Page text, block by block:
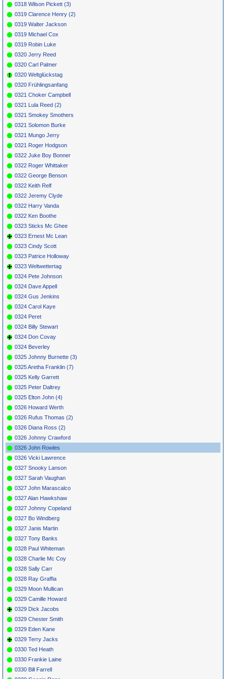
0318 Wilson Pickett (3)
0319 Clarence Henry (2)
0319 Walter Jackson
0319 Michael Cox
0319 Robin Luke
0320 Jerry Reed
0320 Carl Palmer
0320 Weltglückstag
0320 Frühlingsanfang
0321 Choker Campbell
0321 Lula Reed (2)
0321 Smokey Smothers
0321 Solomon Burke
0321 Mungo Jerry
0321 Roger Hodgson
0322 Juke Boy Bonner
0322 Roger Whittaker
0322 George Benson
0322 Keith Relf
0322 Jeremy Clyde
0322 Harry Vanda
0322 Ken Boothe
0323 Sticks Mc Ghee
0323 Ernest Mc Lean
0323 Cindy Scott
0323 Patrice Holloway
0323 Weltwettertag
0324 Pete Johnson
0324 Dave Appell
0324 Gus Jenkins
0324 Carol Kaye
0324 Peret
0324 Billy Stewart
0324 Don Covay
0324 Beverley
0325 Johnny Burnette (3)
0325 Aretha Franklin (7)
0325 Kelly Garrett
0325 Peter Daltrey
0325 Elton John (4)
0326 Howard Werth
0326 Rufus Thomas (2)
0326 Diana Ross (2)
0326 Johnny Crawford
0326 John Rowles
0326 Vicki Lawrence
0327 Snooky Lanson
0327 Sarah Vaughan
0327 John Marascalco
0327 Alan Hawkshaw
0327 Johnny Copeland
0327 Bo Windberg
0327 Janis Martin
0327 Tony Banks
0328 Paul Whiteman
0328 Charlie Mc Coy
0328 Sally Carr
0328 Ray Graffia
0329 Moon Mullican
0329 Camille Howard
0329 Dick Jacobs
0329 Chester Smith
0329 Eden Kane
0329 Terry Jacks
0330 Ted Heath
0330 Frankie Laine
0330 Bill Farrell